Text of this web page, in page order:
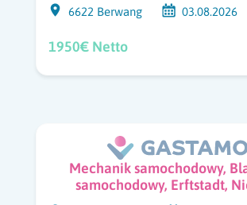
6622 Berwang 03.08.2026
1950€ Netto
Mechanik samochodowy,
samochodowy, Erftstadt,